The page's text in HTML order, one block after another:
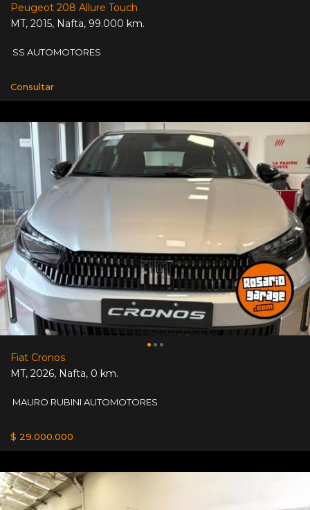
Peugeot 208 Allure Touch
MT, 2015, Nafta, 99.000 km.
SS AUTOMOTORES
Consultar
Fiat Cronos
MT, 2026, Nafta, 0 km.
MAURO RUBINI AUTOMOTORES
$ 29.000.000